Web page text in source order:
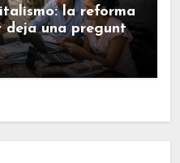
la reforma
deja una pregunta